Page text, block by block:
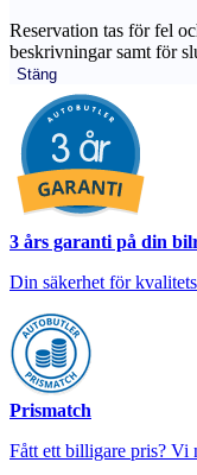
Reservation tas för fel
beskrivningar samt för
Stäng
3 års garanti på din
Din säkerhet för
Prismatch
Fått ett billigare pris? Vi